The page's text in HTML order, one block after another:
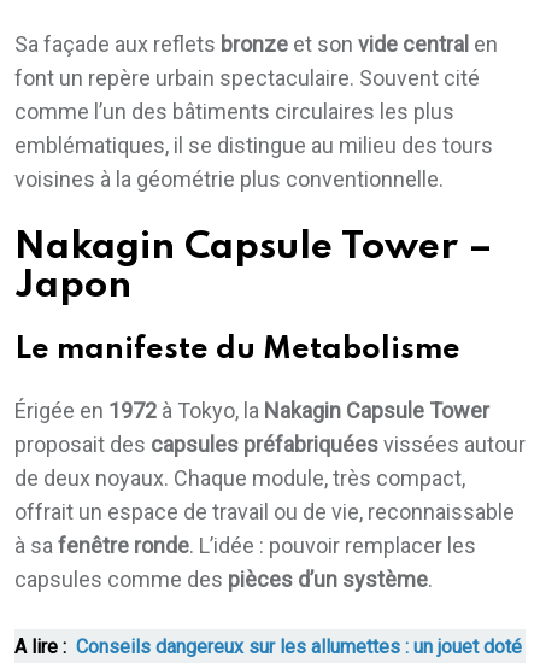
Sa façade aux reflets bronze et son vide central en
font un repère urbain spectaculaire. Souvent cité
comme l’un des bâtiments circulaires les plus
emblématiques, il se distingue au milieu des tours
voisines à la géométrie plus conventionnelle.
Nakagin Capsule Tower –
Japon
Le manifeste du Metabolisme
Érigée en 1972 à Tokyo, la Nakagin Capsule Tower
proposait des capsules préfabriquéesvissées autour
de deux noyaux. Chaque module, très compact,
offrait un espace de travail ou de vie, reconnaissable
à sa fenêtre ronde. L’idée : pouvoir remplacer les
capsules comme des pièces d’un système.
A lire : Conseils dangereux sur les allumettes : un jouet doté